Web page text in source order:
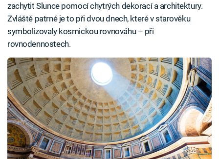
zachytit Slunce pomocí chytrých dekorací a architektury.
Zvláště patrné je to při dvou dnech, které v starověku
symbolizovaly kosmickou rovnováhu – při
rovnodennostech.